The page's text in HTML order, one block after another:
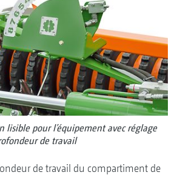
lisible pour l’équipement avec réglage
de travail
de travail du compartiment de